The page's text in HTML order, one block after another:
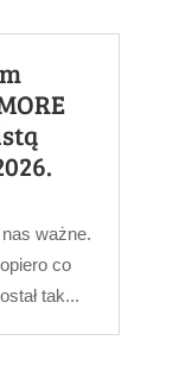
ważne.
co
tak...